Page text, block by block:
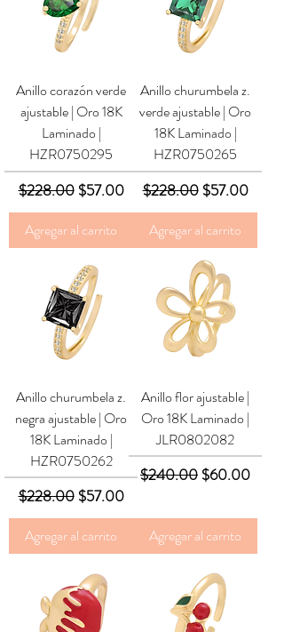
Anillo corazón verde
ajustable | Oro 18K
Laminado |
HZR0750295
Precio
$228.00 Precio de oferta
$57.00
Agregar al carrito
Anillo churumbela z.
verde ajustable | Oro
18K Laminado |
HZR0750265
Precio
$228.00 Precio de
$57.00
Agregar al carrito
Anillo churumbela z.
negra ajustable | Oro
18K Laminado |
HZR0750262
Precio
$228.00 Precio de oferta
$57.00
Agregar al carrito
Anillo flor ajustable |
Oro 18K Laminado |
JLR0802082
Precio
$240.00 Precio de oferta
$60.00
Agregar al carrito